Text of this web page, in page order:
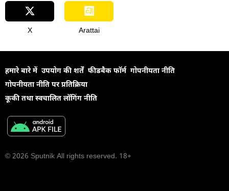
X Arattai
हमारे बारे में उपयोग की शर्तें फीडबैक फॉर्म गोपनीयता नीति
गोपनीयता नीति पर प्रतिक्रिया
कूकी तथा स्वचालित लॉगिंग नीति
© 2026 Sputnik All rights reserved. 18+